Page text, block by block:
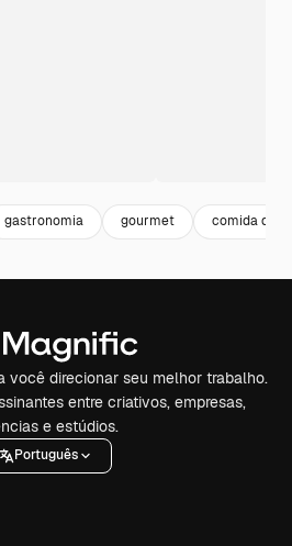
gastronomia gourmet comida
você direcionar seu melhor trabalho.
entre criativos, empresas,
e estúdios.
Português